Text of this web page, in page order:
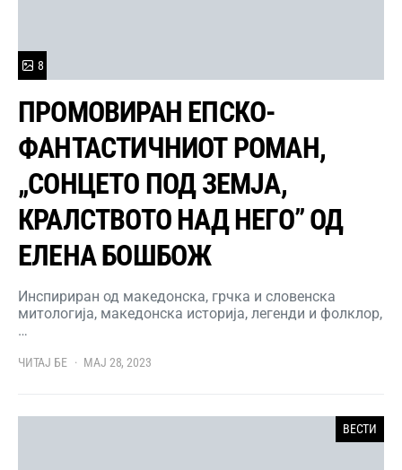
8
ПРОМОВИРАН ЕПСКО-
ФАНТАСТИЧНИОТ РОМАН,
„СОНЦЕТО ПОД ЗЕМЈА,
КРАЛСТВОТО НАД НЕГО” ОД
ЕЛЕНА БОШБОЖ
Инспириран од македонска, грчка и словенска
митологија, македонска историја, легенди и фолклор,
…
ЧИТАЈ БЕ МАЈ 28, 2023
ВЕСТИ